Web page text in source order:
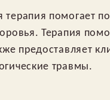
помогает
Терапия
предоставляет
травмы.